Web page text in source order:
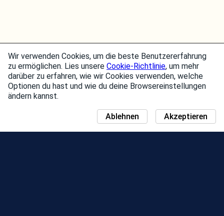
Wir verwenden Cookies, um die beste Benutzererfahrung
zu ermöglichen. Lies unsere Cookie-Richtlinie, um mehr
darüber zu erfahren, wie wir Cookies verwenden, welche
Optionen du hast und wie du deine Browsereinstellungen
ändern kannst.
Akzeptieren
Ablehnen